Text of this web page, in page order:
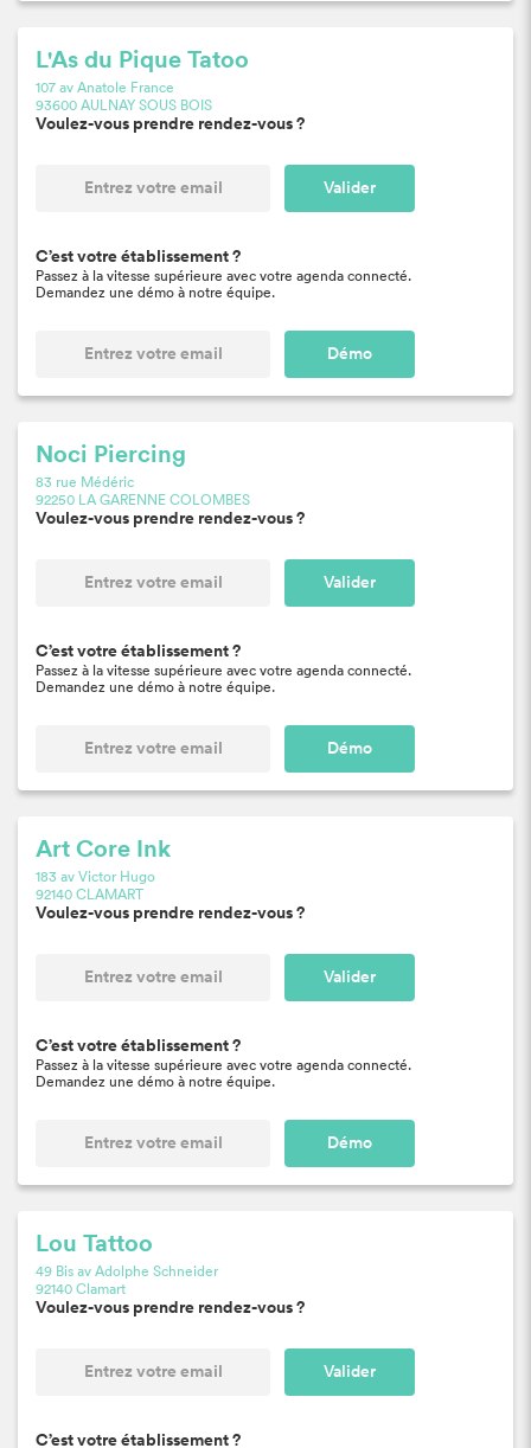
L'As du Pique Tatoo
107 av Anatole France
93600 AULNAY SOUS BOIS
Voulez-vous prendre rendez-vous ?
Valider
C’est votre établissement ?
Passez à la vitesse supérieure avec votre agenda connecté.
Demandez une démo à notre équipe.
Démo
Noci Piercing
83 rue Médéric
92250 LA GARENNE COLOMBES
Voulez-vous prendre rendez-vous ?
Valider
C’est votre établissement ?
Passez à la vitesse supérieure avec votre agenda connecté.
Demandez une démo à notre équipe.
Démo
Art Core Ink
183 av Victor Hugo
92140 CLAMART
Voulez-vous prendre rendez-vous ?
Valider
C’est votre établissement ?
Passez à la vitesse supérieure avec votre agenda connecté.
Demandez une démo à notre équipe.
Démo
Lou Tattoo
49 Bis av Adolphe Schneider
92140 Clamart
Voulez-vous prendre rendez-vous ?
Valider
C’est votre établissement ?